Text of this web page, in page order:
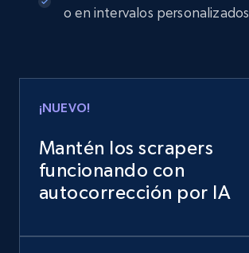
o en intervalos personalizados
¡NUEVO!
Mantén los scrapers
funcionando con
autocorrección por IA